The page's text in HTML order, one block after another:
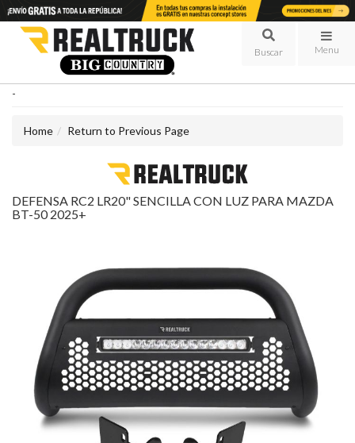
Menu
-
Home Return to Previous Page
DEFENSA RC2 LR20" SENCILLA CON LUZ PARA MAZDA
BT-50 2025+